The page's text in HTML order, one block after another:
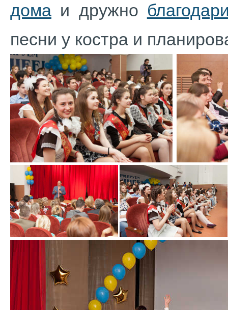
дома и дружно
песни у костра и